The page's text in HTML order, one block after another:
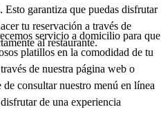
Esto garantiza que puedas disfrutar
tu reservación a través de
al restaurante.
servicio a domicilio para que
platillos en la comodidad de tu
de nuestra página web o
consultar nuestro menú en línea
de una experiencia